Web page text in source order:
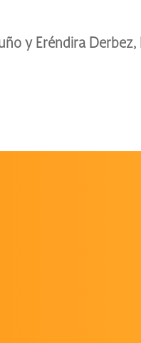
y Eréndira Derbez,